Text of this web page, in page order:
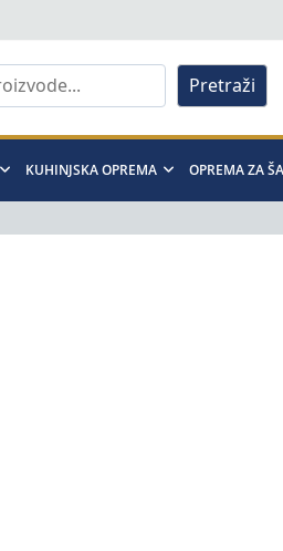
Pretraži
KUHINJSKA OPREMA OPREMA ZA